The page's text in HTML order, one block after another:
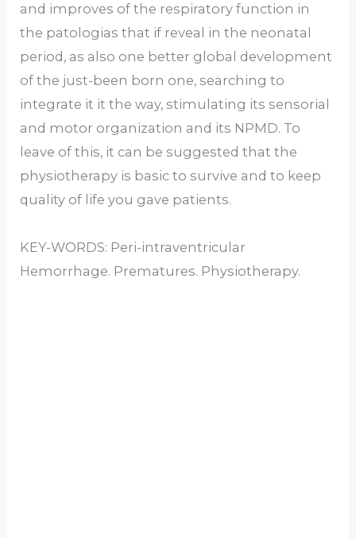
and improves of the respiratory function in
the patologias that if reveal in the neonatal
period, as also one better global development
of the just-been born one, searching to
integrate it it the way, stimulating its sensorial
and motor organization and its NPMD. To
leave of this, it can be suggested that the
physiotherapy is basic to survive and to keep
quality of life you gave patients.
KEY-WORDS: Peri-intraventricular
Hemorrhage. Prematures. Physiotherapy.